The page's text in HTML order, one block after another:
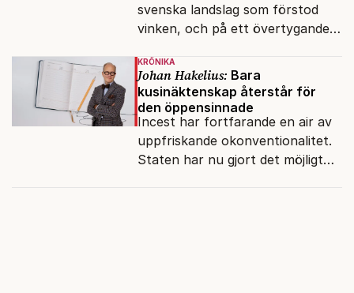
svenska landslag som förstod
vinken, och på ett övertygande
sextondelsfinalen.
KRÖNIKA
Johan Hakelius: Bara
kusinäktenskap återstår för
den öppensinnade
Incest har fortfarande en air av
uppfriskande okonventionalitet.
Staten har nu gjort det möjligt